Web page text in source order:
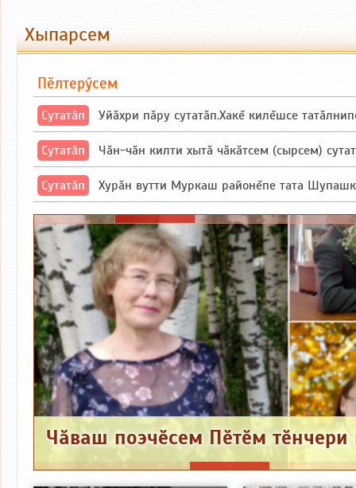
Хыпарсем
Пӗлтерӳсем
Сутатӑп Уйăхри пăру сутатăп.Хакĕ килĕшсе
Сутатӑп Чăн-чăн килти хытă чăкăтсем (сырсем) сутатпăр. Вĕсене мăн пыршă
Сутатӑп Хурăн вутти Муркаш районĕпе тата Шупашкар районĕнчи Ишлей